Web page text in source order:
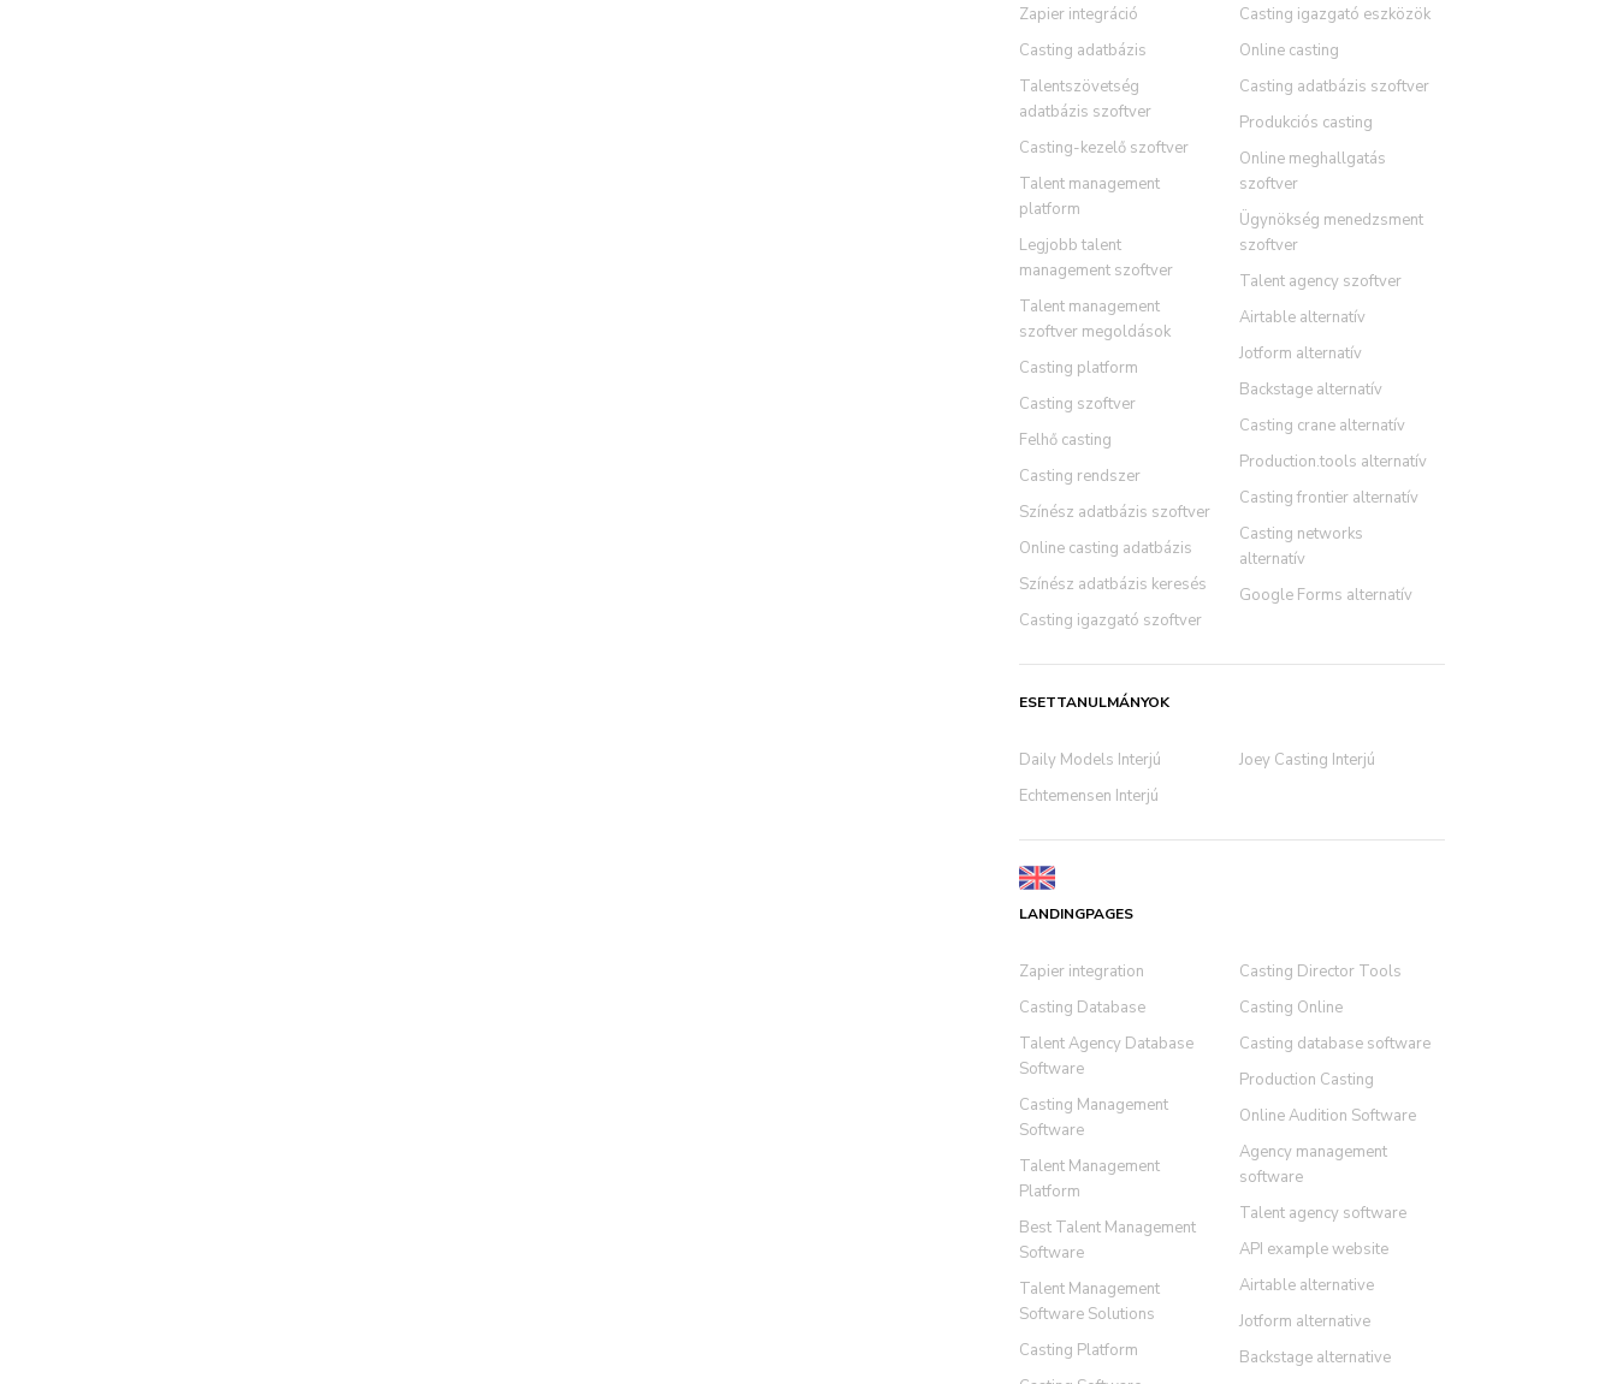
Zapier integráció
Casting adatbázis
Talentszövetség
adatbázis szoftver
Casting-kezelő szoftver
Talent management
platform
Legjobb talent
management szoftver
Talent management
szoftver megoldások
Casting platform
Casting szoftver
Felhő casting
Casting rendszer
Színész adatbázis szoftver
Online casting adatbázis
Színész adatbázis keresés
Casting igazgató szoftver
Casting igazgató eszközök
Online casting
Casting adatbázis szoftver
Produkciós casting
Online meghallgatás
szoftver
Ügynökség menedzsment
szoftver
Talent agency szoftver
Airtable alternatív
Jotform alternatív
Backstage alternatív
Casting crane alternatív
Production.tools alternatív
Casting frontier alternatív
Casting networks
alternatív
Google Forms alternatív
ESETTANULMÁNYOK
Daily Models Interjú
Echtemensen Interjú
Joey Casting Interjú
LANDINGPAGES
Zapier integration
Casting Database
Talent Agency Database
Software
Casting Management
Software
Talent Management
Platform
Best Talent Management
Software
Talent Management
Software Solutions
Casting Platform
Casting Director Tools
Casting Online
Casting database software
Production Casting
Online Audition Software
Agency management
software
Talent agency software
API example website
Airtable alternative
Jotform alternative
Backstage alternative